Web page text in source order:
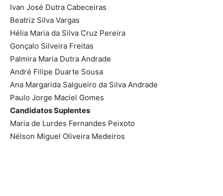
Ivan José Dutra Cabeceiras
Beatriz Silva Vargas
Hélia Maria da Silva Cruz Pereira
Gonçalo Silveira Freitas
Palmira Maria Dutra Andrade
André Filipe Duarte Sousa
Ana Margarida Salgueiro da Silva Andrade
Paulo Jorge Maciel Gomes
Candidatos Suplentes
Maria de Lurdes Fernandes Peixoto
Nélson Miguel Oliveira Medeiros